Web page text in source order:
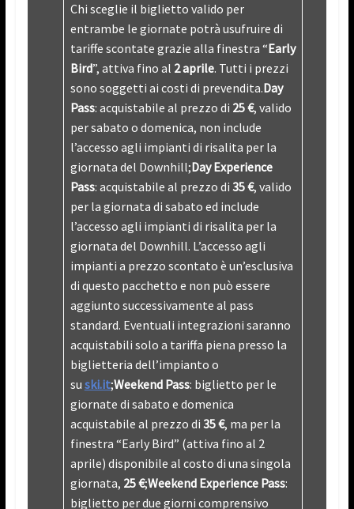
Chi sceglie il biglietto valido per
entrambe le giornate potrà usufruire di
tariffe scontate grazie alla finestra “Early
Bird”, attiva fino al 2 aprile. Tutti i prezzi
sono soggetti ai costi di prevendita.Day
Pass: acquistabile al prezzo di 25 €, valido
per sabato o domenica, non include
l’accesso agli impianti di risalita per la
giornata del Downhill;Day Experience
Pass: acquistabile al prezzo di 35 €, valido
per la giornata di sabato ed include
l’accesso agli impianti di risalita per la
giornata del Downhill. L’accesso agli
impianti a prezzo scontato è un’esclusiva
di questo pacchetto e non può essere
aggiunto successivamente al pass
standard. Eventuali integrazioni saranno
acquistabili solo a tariffa piena presso la
biglietteria dell’impianto o
su ski.it;Weekend Pass: biglietto per le
giornate di sabato e domenica
acquistabile al prezzo di 35 €, ma per la
finestra “Early Bird” (attiva fino al 2
aprile) disponibile al costo di una singola
giornata, 25 €;Weekend Experience Pass:
biglietto per due giorni comprensivo